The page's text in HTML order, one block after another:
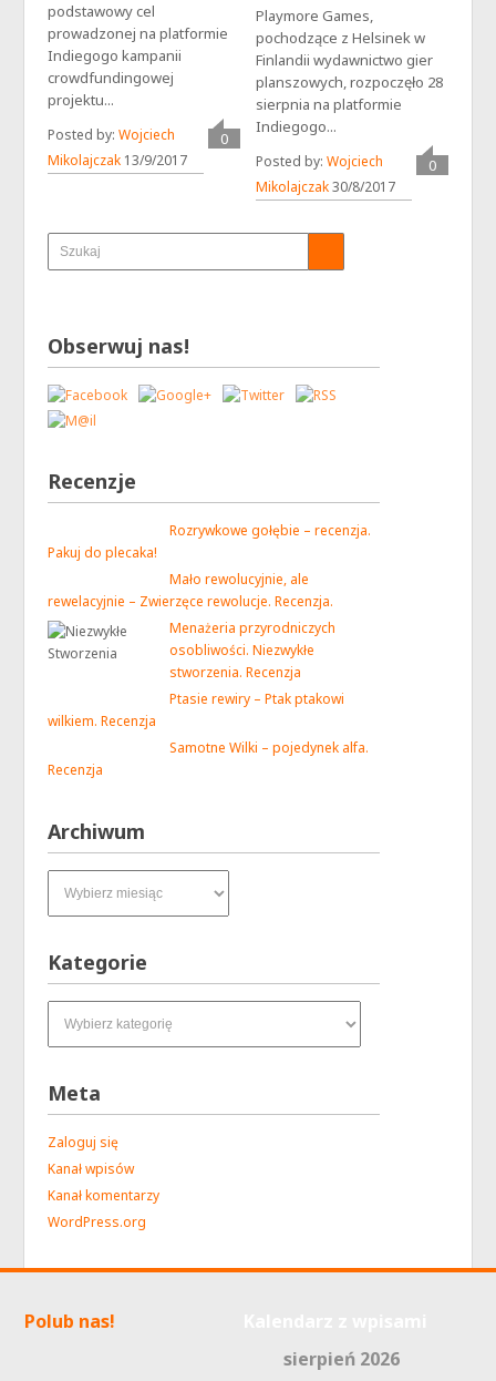
podstawowy cel
prowadzonej na platformie
Indiegogo kampanii
crowdfundingowej
projektu...
Posted by: Wojciech
Mikolajczak 13/9/2017
0
komentarzy
Playmore Games,
pochodzące z Helsinek w
Finlandii wydawnictwo gier
planszowych, rozpoczęło 28
sierpnia na platformie
Indiegogo...
Posted by:Wojciech
Mikolajczak30/8/2017
0
Obserwuj nas!
Recenzje
Rozrywkowe gołębie – recenzja.
Pakuj do plecaka!
Mało rewolucyjnie, ale
rewelacyjnie – Zwierzęce rewolucje. Recenzja.
Menażeria przyrodniczych
osobliwości. Niezwykłe
stworzenia. Recenzja
Ptasie rewiry – Ptak ptakowi
wilkiem. Recenzja
Samotne Wilki – pojedynek alfa.
Recenzja
Archiwum
Kategorie
Meta
Zaloguj się
Kanał wpisów
Kanał komentarzy
WordPress.org
Polub nas!
sierpień 2026